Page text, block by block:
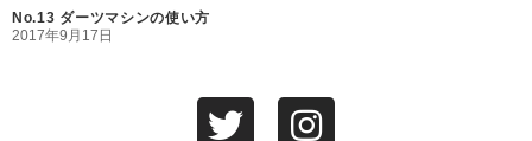
No.13 ダーツマシンの使い方
2017年9月17日